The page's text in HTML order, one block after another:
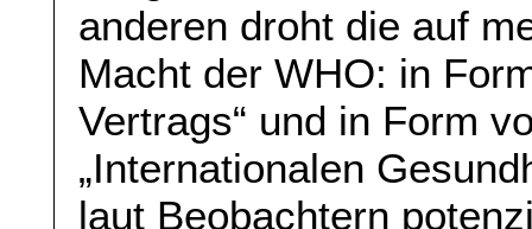
anderen droht die auf
Macht der WHO: in
Vertrags“ und in Form
„Internationalen
laut Beobachtern